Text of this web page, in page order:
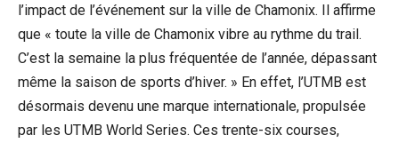
l’impact de l’événement sur la ville de Chamonix. Il affirme
que « toute la ville de Chamonix vibre au rythme du trail.
C’est la semaine la plus fréquentée de l’année, dépassant
même la saison de sports d’hiver. » En effet, l’UTMB est
désormais devenu une marque internationale, propulsée
par les UTMB World Series. Ces trente-six courses,